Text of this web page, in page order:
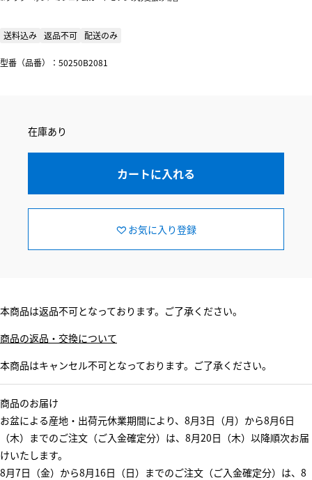
送料込み 返品不可 配送のみ
型番（品番）：50250B2081
在庫あり
カートに入れる
お気に入り登録
本商品は返品不可となっております。ご了承ください。
商品の返品・交換について
本商品はキャンセル不可となっております。ご了承ください。
商品のお届け
お盆による産地・出荷元休業期間により、8月3日（月）から8月6日
（木）までのご注文（ご入金確定分）は、8月20日（木）以降順次お届
けいたします。
8月7日（金）から8月16日（日）までのご注文（ご入金確定分）は、8